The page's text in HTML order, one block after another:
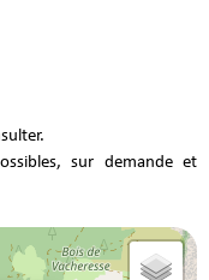
sur demande et